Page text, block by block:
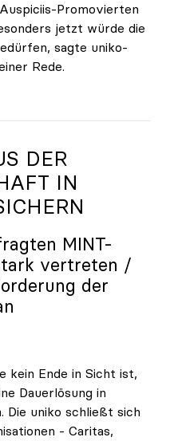
Promovierten
jetzt würde die
sagte uniko-
Rede.
und ihre
DER
IN
MINT-
vertreten /
der
kein Ende in Sicht ist,
Dauerlösung in
Die uniko schließt sich
- Caritas,